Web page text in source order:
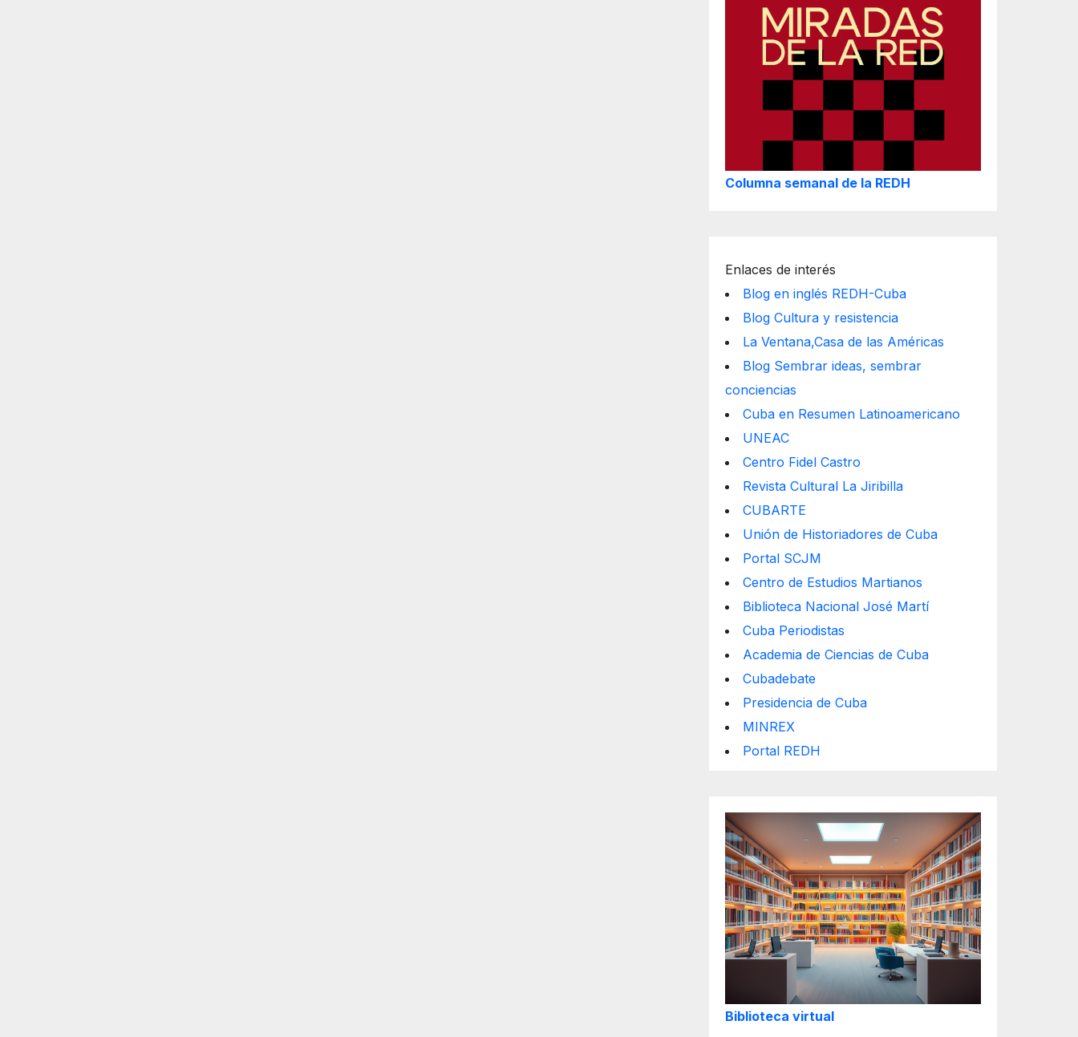
Columna semanal de la REDH
Enlaces de interés
Blog en inglés REDH-Cuba
Blog Cultura y resistencia
La Ventana,Casa de las Américas
Blog Sembrar ideas, sembrar
conciencias
Cuba en Resumen Latinoamericano
UNEAC
Centro Fidel Castro
Revista Cultural La Jiribilla
CUBARTE
Unión de Historiadores de Cuba
Portal SCJM
Centro de Estudios Martianos
Biblioteca Nacional José Martí
Cuba Periodistas
Academia de Ciencias de Cuba
Cubadebate
Presidencia de Cuba
MINREX
Portal REDH
Biblioteca virtual